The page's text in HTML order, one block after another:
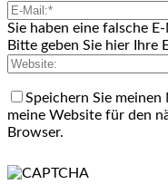
Sie haben eine falsche
Bitte geben Sie hier Ihre
Speichern Sie meinen
meine Website für den
Browser.